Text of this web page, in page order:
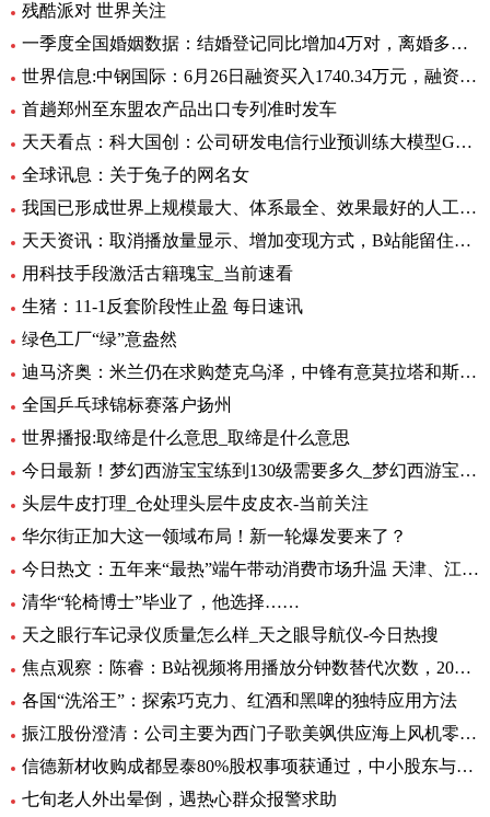
残酷派对 世界关注
一季度全国婚姻数据：结婚登记同比增加4万对，离婚多了12万对
世界信息:中钢国际：6月26日融资买入1740.34万元，融资融券余额2.76亿元
首趟郑州至东盟农产品出口专列准时发车
天天看点：科大国创：公司研发电信行业预训练大模型GC-TeleGPT 现已在电信智能客服等领域实现落地应用
全球讯息：关于兔子的网名女
我国已形成世界上规模最大、体系最全、效果最好的人工影响天气作业力量
天天资讯：取消播放量显示、增加变现方式，B站能留住UP主吗？
用科技手段激活古籍瑰宝_当前速看
生猪：11-1反套阶段性止盈 每日速讯
绿色工厂“绿”意盎然
迪马济奥：米兰仍在求购楚克乌泽，中锋有意莫拉塔和斯卡马卡-全球新资讯
全国乒乓球锦标赛落户扬州
世界播报:取缔是什么意思_取缔是什么意思
今日最新！梦幻西游宝宝练到130级需要多久_梦幻西游宝宝练级地点
头层牛皮打理_仓处理头层牛皮皮衣-当前关注
华尔街正加大这一领域布局！新一轮爆发要来了？
今日热文：五年来“最热”端午带动消费市场升温 天津、江苏、重庆等5省销售额超过2019年
清华“轮椅博士”毕业了，他选择……
天之眼行车记录仪质量怎么样_天之眼导航仪-今日热搜
焦点观察：陈睿：B站视频将用播放分钟数替代次数，2022 年 UP 主总收入同比增加 28%
各国“洗浴王”：探索巧克力、红酒和黑啤的独特应用方法
振江股份澄清：公司主要为西门子歌美飒供应海上风机零部件-环球精选
信德新材收购成都昱泰80%股权事项获通过，中小股东与大股东存分歧
七旬老人外出晕倒，遇热心群众报警求助